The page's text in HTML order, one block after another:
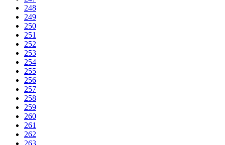
248
249
250
251
252
253
254
255
256
257
258
259
260
261
262